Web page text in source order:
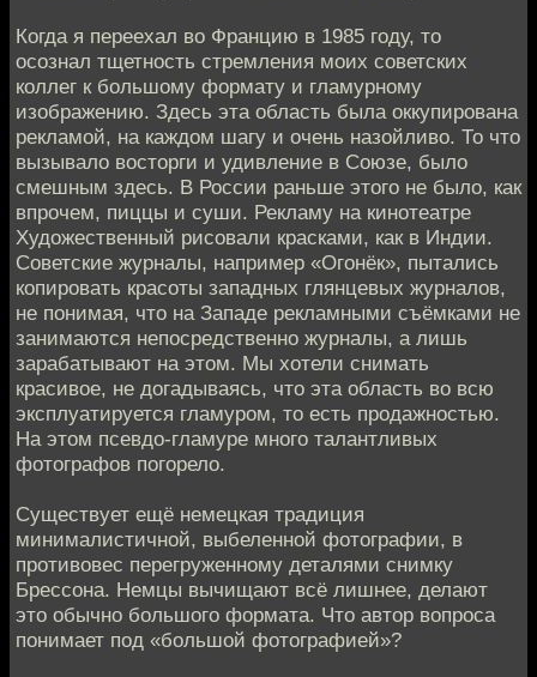
Когда я переехал во Францию в 1985 году, то
осознал тщетность стремления моих советских
коллег к большому формату и гламурному
изображению. Здесь эта область была оккупирована
рекламой, на каждом шагу и очень назойливо. То что
вызывало восторги и удивление в Союзе, было
смешным здесь. В России раньше этого не было, как
впрочем, пиццы и суши. Рекламу на кинотеатре
Художественный рисовали красками, как в Индии.
Советские журналы, например «Огонёк», пытались
копировать красоты западных глянцевых журналов,
не понимая, что на Западе рекламными съёмками не
занимаются непосредственно журналы, а лишь
зарабатывают на этом. Мы хотели снимать
красивое, не догадываясь, что эта область во всю
эксплуатируется гламуром, то есть продажностью.
На этом псевдо-гламуре много талантливых
фотографов погорело.
Существует ещё немецкая традиция
минималистичной, выбеленной фотографии, в
противовес перегруженному деталями снимку
Брессона. Немцы вычищают всё лишнее, делают
это обычно большого формата. Что автор вопроса
понимает под «большой фотографией»?